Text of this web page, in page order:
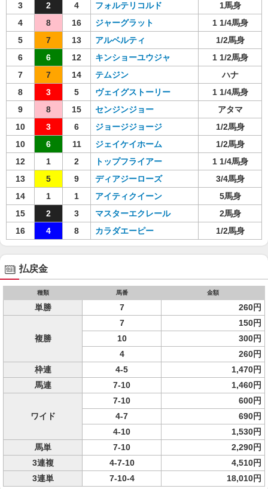
3
2 4 フォルテリコルド
1馬身
4
8 16 ジャーグラット
1 1/4馬身
5
7 13 アルベルティ
1/2馬身
6
6 12 キンショーユウジャ
1 1/2馬身
7
7 14 テムジン
ハナ
8
3 5 ヴェイグストーリー
1 1/4馬身
9
8 15 センジンジョー
アタマ
10
3 6 ジョージジョージ
1/2馬身
10
6 11 ジェイケイホーム
1/2馬身
12
1 2 トップフライアー
1 1/4馬身
13
5 9 ディアジーローズ
3/4馬身
14
1 1 アイティクイーン
5馬身
15
2 3 マスターエクレール
2馬身
16
4 8 カラダエーピー 1/2馬身
払戻金
種類 馬番 金額
単勝 7 260円
複勝
7
150円
10
300円
4
260円
枠連
4-5
1,470円
馬連
7-10 1,460円
ワイド
7-10
600円
4-7
690円
4-10
1,530円
馬単
7-10
2,290円
3連複
4-7-10
4,510円
3連単
7-10-4 18,010円